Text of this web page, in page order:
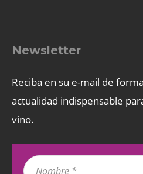
Newsletter
Reciba en su e-mail de
actualidad indispensable
vino.